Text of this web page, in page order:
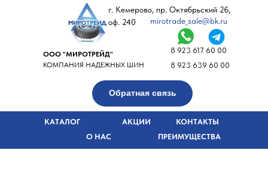
г. Кемерово, пр. Октябрьский 2б,
оф. 240
8 923 617 60 00
8 923 639 60 00
mirotrade_sale@bk.ru
Обратная связь
КАТАЛОГ
АКЦИИ
О НАС
КОНТАКТЫ
ПРЕИМУЩЕСТВА
ООО "МИРОТРЕЙД"
КОМПАНИЯ НАДЕЖНЫХ ШИН